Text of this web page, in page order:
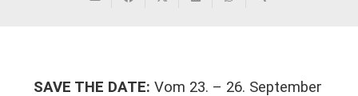
SAVE THE DATE: Vom 23. – 26. September